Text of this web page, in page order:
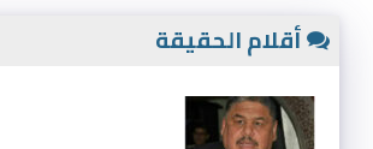
أقلام الحقيقة